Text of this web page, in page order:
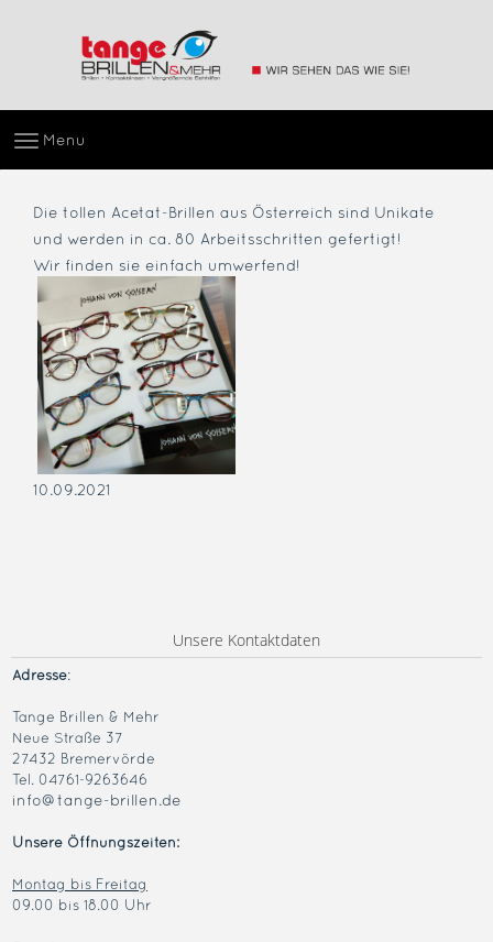
Menu
Die tollen Acetat-Brillen aus Österreich sind Unikate
und werden in ca. 80 Arbeitsschritten gefertigt!
Wir finden sie einfach umwerfend!
10.09.2021
Unsere Kontaktdaten
Adresse:
Tange Brillen & Mehr
Neue Straße 37
27432 Bremervörde
Tel. 04761-9263646
info@tange-brillen.de
Unsere Öffnungszeiten:
Montag bis Freitag
09.00 bis 18.00 Uhr